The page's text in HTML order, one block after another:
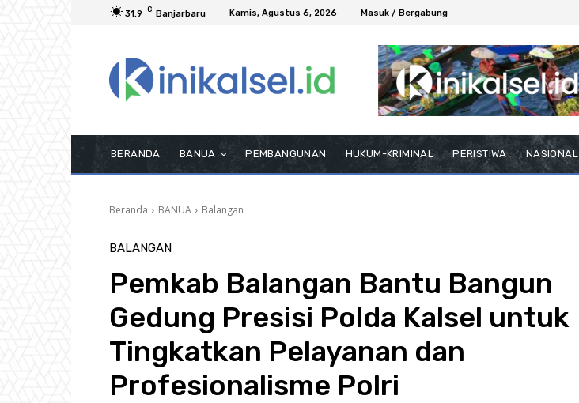
31.9 C Banjarbaru Kamis, Agustus 6, 2026 Masuk / Bergabung
BERANDA BANUA PEMBANGUNAN HUKUM-KRIMINAL PERISTIWA NASIONAL
Beranda BANUA Balangan
BALANGAN
Pemkab Balangan Bantu Bangun
Gedung Presisi Polda Kalsel untuk
Tingkatkan Pelayanan dan
Profesionalisme Polri